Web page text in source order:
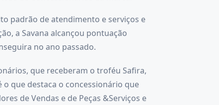
padrão de atendimento e serviços e
a Savana alcançou pontuação
no ano passado.
que receberam o troféu Safira,
que destaca o concessionário que
de Vendas e de Peças &Serviços e